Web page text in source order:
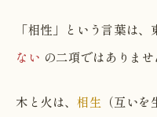
「相性」という言葉は、
ない の二項ではありませ
木と火は、相生 （互い